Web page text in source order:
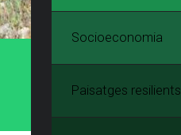
Socioeconomia
Paisatges resilients